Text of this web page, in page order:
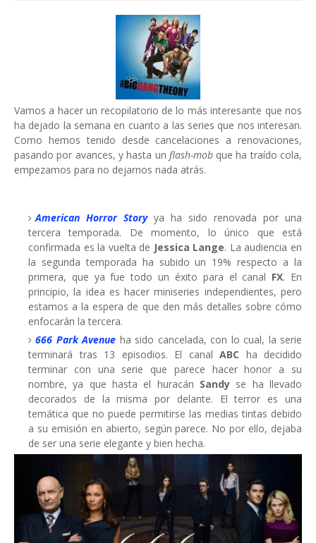
Vamos a hacer un recopilatorio de lo más interesante que nos
ha dejado la semana en cuanto a las series que nos interesan.
Como hemos tenido desde cancelaciones a renovaciones,
pasando por avances, y hasta un flash-mobque ha traído cola,
empezamos para no dejarnos nada atrás.
American Horror Story ya ha sido renovada por una
tercera temporada. De momento, lo único que está
confirmada es la vuelta de Jessica Lange. La audiencia en
la segunda temporada ha subido un 19% respecto a la
primera, que ya fue todo un éxito para el canal FX. En
principio, la idea es hacer miniseries independientes, pero
estamos a la espera de que den más detalles sobre cómo
enfocarán la tercera.
666 Park Avenue ha sido cancelada, con lo cual, la serie
terminará tras 13 episodios. El canal ABC ha decidido
terminar con una serie que parece hacer honor a su
nombre, ya que hasta el huracán Sandy se ha llevado
decorados de la misma por delante. El terror es una
temática que no puede permitirse las medias tintas debido
a su emisión en abierto, según parece. No por ello, dejaba
de ser una serie elegante y bien hecha.